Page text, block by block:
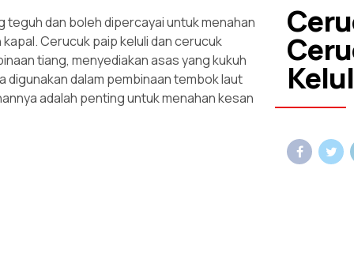
dan boleh dipercayai untuk menahan
Cerucuk paip keluli dan cerucuk
tiang, menyediakan asas yang kukuh
digunakan dalam pembinaan tembok laut
adalah penting untuk menahan kesan